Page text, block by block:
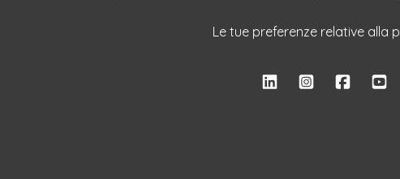
Le tue preferenze relative alla